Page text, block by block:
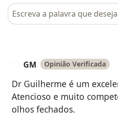
Pesquisar em opiniões
GM Opinião Verificada
Dr Guilherme é um
Atencioso e muito
olhos fechados.